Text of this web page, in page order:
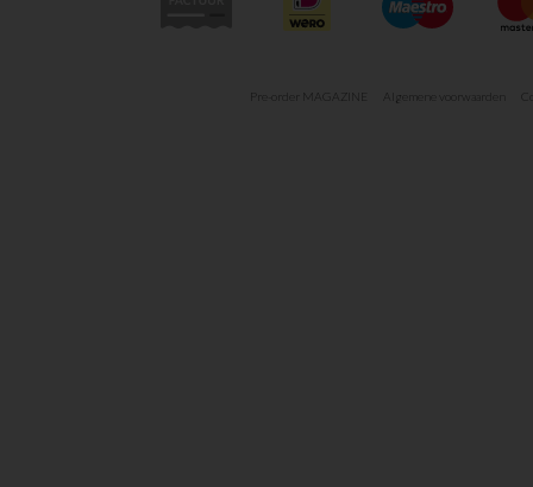
Pre-order MAGAZINE Algemene voorwaarden